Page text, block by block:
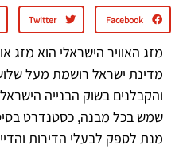
Facebook
Twitter
מזג האוויר הישראלי הוא מזג
מדינת ישראל רושמת מעל
והקבלנים בשוק הבנייה
שמש בכל מבנה, כסטנדרט
מנת לספק לבעלי הדירות